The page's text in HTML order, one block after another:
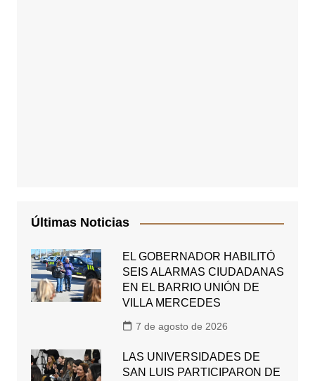
Últimas Noticias
EL GOBERNADOR HABILITÓ
SEIS ALARMAS CIUDADANAS
EN EL BARRIO UNIÓN DE
VILLA MERCEDES
7 de agosto de 2026
LAS UNIVERSIDADES DE
SAN LUIS PARTICIPARON DE